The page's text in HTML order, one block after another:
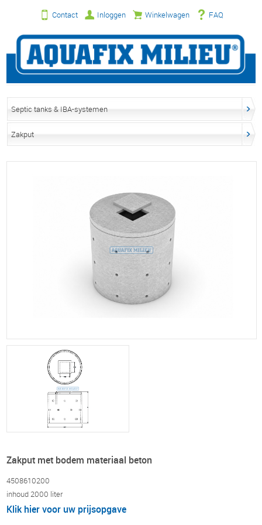
Contact Inloggen Winkelwagen FAQ
Septic tanks & IBA-systemen
Zakput
Zakput met bodem materiaal beton
4508610200
inhoud 2000 liter
Klik hier voor uw prijsopgave